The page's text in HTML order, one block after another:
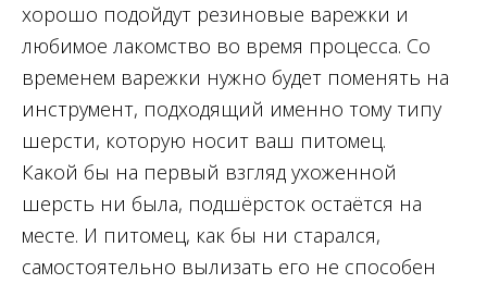
хорошо подойдут резиновые варежки и
любимое лакомство во время процесса. Со
временем варежки нужно будет поменять на
инструмент, подходящий именно тому типу
шерсти, которую носит ваш питомец.
Какой бы на первый взгляд ухоженной
шерсть ни была, подшёрсток остаётся на
месте. И питомец, как бы ни старался,
самостоятельно вылизать его не способен